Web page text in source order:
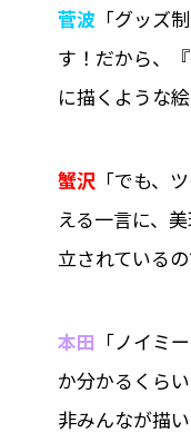
菅波 「グッズ
す！だから、
に描くような
蟹沢 「でも、
える一言に、
立されている
本田 「ノイミ
か分かるくら
非みんなが描